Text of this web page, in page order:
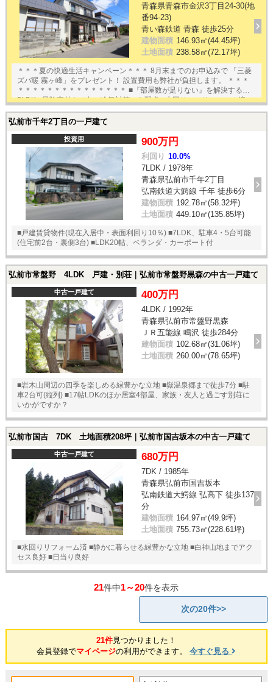
青森県青森市金沢3丁目24-30(地
番94-23)
青い森鉄道 青森 徒歩25分
建物面積 146.93㎡(44.45坪)
土地面積 238.58㎡(72.17坪)
＊＊＊夏の快適生活キャンペーン＊＊＊ 8月末までのお申込みで 「三菱
ズバ暖 霧ヶ峰」をプレゼント！ 設置費用も弊社が負担します。 ＊＊＊
＊＊＊＊＊＊＊＊＊＊＊＊＊＊＊ ■『部屋数が足りない』を解決する
5LDK ■風除室付きで冬の冷気対策にも配慮 ■水回りフルリフォーム済 ■
住環境 ＜2024年9月リフォーム済！＞ 天壁クロス交換、照明1棟交換、
替え、畳表替え、モニターフォン設置
弘前市千年2丁目の一戸建て
投資用 900万円
利回り 10.0%
7LDK / 1978年
青森県弘前市千年2丁目
弘南鉄道大鰐線 千年 徒歩6分
建物面積 192.78㎡(58.32坪)
土地面積 449.10㎡(135.85坪)
■戸建賃貸物件(現在入居中・表面利回り10％) ■7LDK、駐車4・5台可能
(住宅前2台・裏側3台) ■LDK20帖、ベランダ・カーポート付
弘前市常盤野 4LDK 戸建・別荘｜弘前市常盤野黒森の中古一戸建て
中古一戸建て 400万円
4LDK / 1992年
青森県弘前市常盤野黒森
ＪＲ五能線 鳴沢 徒歩284分
建物面積 102.68㎡(31.06坪)
土地面積 260.00㎡(78.65坪)
■岩木山周辺の四季を楽しめる緑豊かな立地 ■嶽温泉郷まで徒歩7分 ■駐
車2台可(縦列) ■17帖LDKのほか居室4部屋、家族・友人と過ごす別荘に
いかがですか？
弘前市国吉 7DK 土地面積208坪｜弘前市国吉坂本の中古一戸建て
中古一戸建て 680万円
7DK / 1985年
青森県弘前市国吉坂本
弘南鉄道大鰐線 弘高下 徒歩137
分
建物面積 164.97㎡(49.9坪)
土地面積 755.73㎡(228.61坪)
■水回りリフォーム済 ■静かに暮らせる緑豊かな立地 ■白神山地までアク
セス良好 ■日当り良好
21件中1～20件を表示
次の20件>>
21件見つかりました！
会員登録でマイページの利用ができます。今すぐ見る